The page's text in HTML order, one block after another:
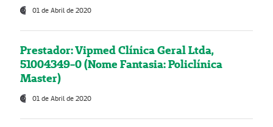
01 de Abril de 2020
Prestador: Vipmed Clínica Geral Ltda,
51004349-0 (Nome Fantasia: Policlínica
Master)
01 de Abril de 2020